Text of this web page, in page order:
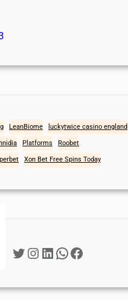
LeanBiome luckytwice casino england
Platforms Roobet
Xon Bet Free Spins Today
Twitter Instagram LinkedIn WhatsApp Facebook